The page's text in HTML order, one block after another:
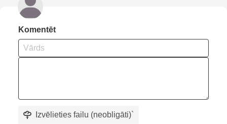
Komentēt
Izvēlieties failu (neobligāti)`